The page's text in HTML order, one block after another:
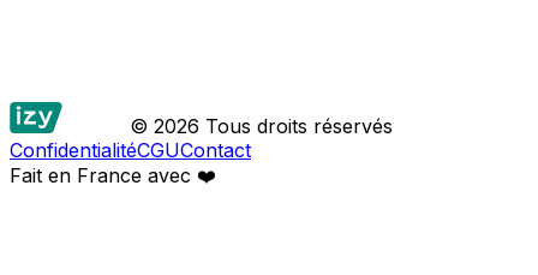
© 2026 Tous droits réservés
ConfidentialitéCGUContact
Fait en France avec ❤️